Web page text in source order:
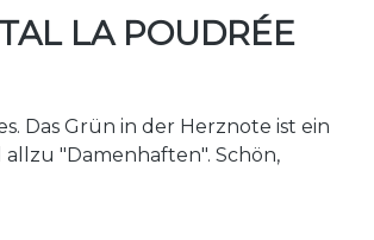
LA POUDRÉE
Das Grün in der Herznote ist ein
"Damenhaften". Schön,